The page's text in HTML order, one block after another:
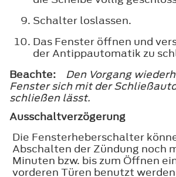
Schalter loslassen.
Das Fenster öffnen und
der Antippautomatik zu
Beachte:
Den Vorgang
Fenster sich mit der
schließen lässt.
Ausschaltverzögerung
Die Fensterheberschalter
Abschalten der Zündung noch
Minuten bzw. bis zum Öffnen
vorderen Türen benutzt